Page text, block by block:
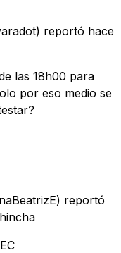
reportó hace
las 18h00 para
por eso medio se
reportó